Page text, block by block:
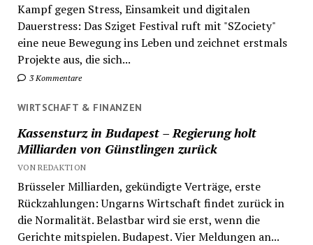
Kampf gegen Stress, Einsamkeit und digitalen
Dauerstress: Das Sziget Festival ruft mit "SZociety"
eine neue Bewegung ins Leben und zeichnet erstmals
Projekte aus, die sich...
3 Kommentare
WIRTSCHAFT & FINANZEN
Kassensturz in Budapest – Regierung holt
Milliarden von Günstlingen zurück
VON REDAKTION
Brüsseler Milliarden, gekündigte Verträge, erste
Rückzahlungen: Ungarns Wirtschaft findet zurück in
die Normalität. Belastbar wird sie erst, wenn die
Gerichte mitspielen. Budapest. Vier Meldungen an...